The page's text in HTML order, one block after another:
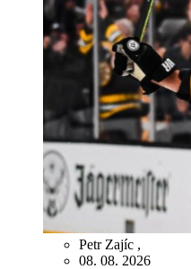
Petr Zajíc ,
08. 08. 2026